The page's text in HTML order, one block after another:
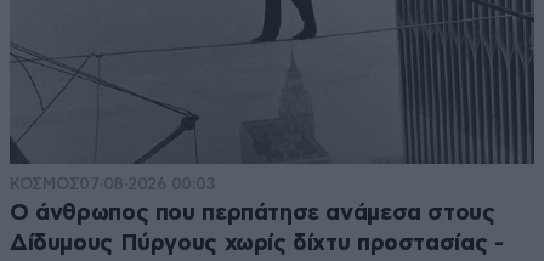
ΚΟΣΜΟΣ07·08·2026 00:03
Ο άνθρωπος που περπάτησε ανάμεσα στους
Δίδυμους Πύργους χωρίς δίχτυ προστασίας -